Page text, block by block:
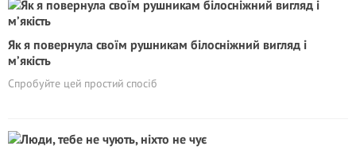
Як я повернула своїм рушникам білосніжний вигляд і
м’якість
Спробуйте цей простий спосіб